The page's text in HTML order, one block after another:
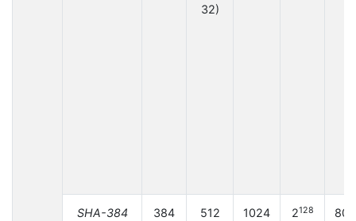
32)
SHA-384
384
512
1024 2128 80